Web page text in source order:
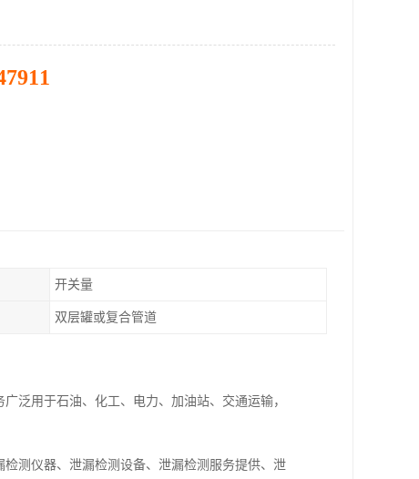
开关量
双层罐或复合管道
泛用于石油、化工、电力、加油站、交通运输，
测仪器、泄漏检测设备、泄漏检测服务提供、泄